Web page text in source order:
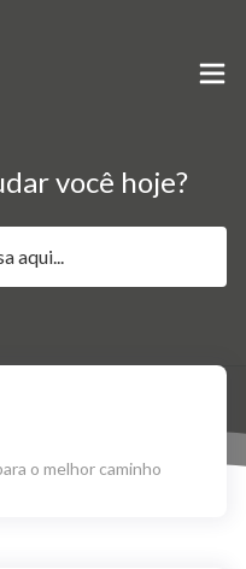
você hoje?
o melhor caminho